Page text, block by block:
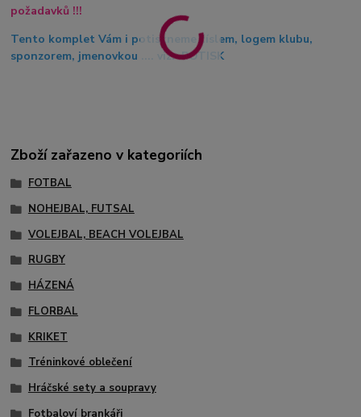
požadavků !!!
Tento komplet Vám i potiskneme číslem, logem klubu,
sponzorem, jmenovkou .... viz. POTISK
Zboží zařazeno v kategoriích
FOTBAL
NOHEJBAL, FUTSAL
VOLEJBAL, BEACH VOLEJBAL
RUGBY
HÁZENÁ
FLORBAL
KRIKET
Tréninkové oblečení
Hráčské sety a soupravy
Fotbaloví brankáři